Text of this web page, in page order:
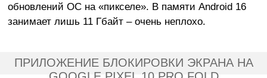
обновлений ОС на «пикселе». В памяти Android 16
занимает лишь 11 Гбайт – очень неплохо.
ПРИЛОЖЕНИЕ БЛОКИРОВКИ ЭКРАНА НА